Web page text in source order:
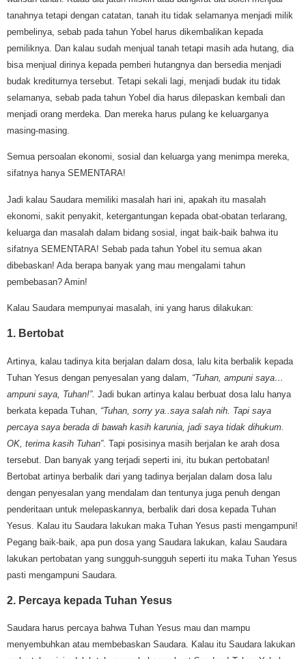
tanahnya tetapi dengan catatan, tanah itu tidak selamanya menjadi milik
pembelinya, sebab pada tahun Yobel harus dikembalikan kepada
pemiliknya. Dan kalau sudah menjual tanah tetapi masih ada hutang, dia
bisa menjual dirinya kepada pemberi hutangnya dan bersedia menjadi
budak krediturnya tersebut. Tetapi sekali lagi, menjadi budak itu tidak
selamanya, sebab pada tahun Yobel dia harus dilepaskan kembali dan
menjadi orang merdeka. Dan mereka harus pulang ke keluarganya
masing-masing.
Semua persoalan ekonomi, sosial dan keluarga yang menimpa mereka,
sifatnya hanya SEMENTARA!
Jadi kalau Saudara memiliki masalah hari ini, apakah itu masalah
ekonomi, sakit penyakit, ketergantungan kepada obat-obatan terlarang,
keluarga dan masalah dalam bidang sosial, ingat baik-baik bahwa itu
sifatnya SEMENTARA! Sebab pada tahun Yobel itu semua akan
dibebaskan! Ada berapa banyak yang mau mengalami tahun
pembebasan? Amin!
Kalau Saudara mempunyai masalah, ini yang harus dilakukan:
1. Bertobat
Artinya, kalau tadinya kita berjalan dalam dosa, lalu kita berbalik kepada
Tuhan Yesus dengan penyesalan yang dalam, “Tuhan, ampuni saya…
ampuni saya, Tuhan!”. Jadi bukan artinya kalau berbuat dosa lalu hanya
berkata kepada Tuhan, “Tuhan, sorry ya..saya salah nih. Tapi saya
percaya saya berada di bawah kasih karunia, jadi saya tidak dihukum.
OK, terima kasih Tuhan”. Tapi posisinya masih berjalan ke arah dosa
tersebut. Dan banyak yang terjadi seperti ini, itu bukan pertobatan!
Bertobat artinya berbalik dari yang tadinya berjalan dalam dosa lalu
dengan penyesalan yang mendalam dan tentunya juga penuh dengan
penderitaan untuk melepaskannya, berbalik dari dosa kepada Tuhan
Yesus. Kalau itu Saudara lakukan maka Tuhan Yesus pasti mengampuni!
Pegang baik-baik, apa pun dosa yang Saudara lakukan, kalau Saudara
lakukan pertobatan yang sungguh-sungguh seperti itu maka Tuhan Yesus
pasti mengampuni Saudara.
2. Percaya kepada Tuhan Yesus
Saudara harus percaya bahwa Tuhan Yesus mau dan mampu
menyembuhkan atau membebaskan Saudara. Kalau itu Saudara lakukan